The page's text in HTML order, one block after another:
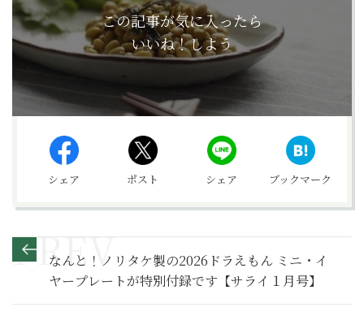
この記事が気に入ったら
いいね！しよう
シェア ポスト シェア ブックマーク
なんと！ノリタケ製の2026ドラえもん ミニ・イ
ヤープレートが特別付録です【サライ１月号】